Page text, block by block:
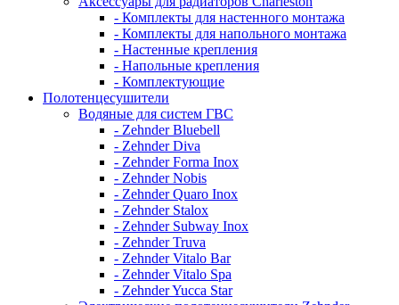
- Комплекты для настенного монтажа
- Комплекты для напольного монтажа
- Настенные крепления
- Напольные крепления
- Комплектующие
Полотенцесушители
Водяные для систем ГВС
- Zehnder Bluebell
- Zehnder Diva
- Zehnder Forma Inox
- Zehnder Nobis
- Zehnder Quaro Inox
- Zehnder Stalox
- Zehnder Subway Inox
- Zehnder Truva
- Zehnder Vitalo Bar
- Zehnder Vitalo Spa
- Zehnder Yucca Star